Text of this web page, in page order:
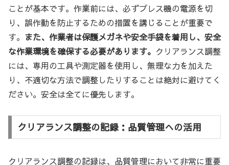
ことが基本です。作業前には、必ずプレス機の電源を切
り、誤作動を防止するための措置を講じることが重要で
す。 また、作業者は保護メガネや安全手袋を着用し、安全
な作業環境を確保する必要があります。 クリアランス調整
には、専用の工具や測定器を使用し、無理な力を加えた
り、不適切な方法で調整したりすることは絶対に避けてく
ださい。安全は全てに優先します。
クリアランス調整の記録：品質管理への活用
クリアランス調整の記録は、品質管理において非常に重要